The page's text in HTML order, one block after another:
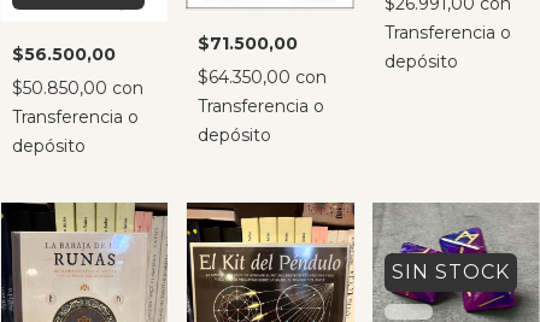
$56.500,00
$50.850,00 con
Transferencia o
depósito
$71.500,00
$64.350,00 con
Transferencia o
depósito
Transferencia o
depósito
SIN STOCK